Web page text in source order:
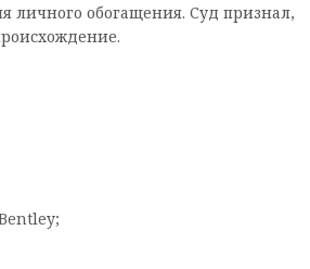
личного обогащения. Суд признал,